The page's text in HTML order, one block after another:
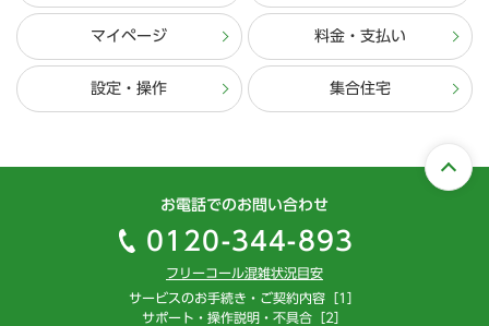
マイページ 料金・支払い
設定・操作 集合住宅
お電話でのお問い合わせ
0120-344-893
フリーコール混雑状況目安
サービスのお手続き・ご契約内容［1］
サポート・操作説明・不具合［2］